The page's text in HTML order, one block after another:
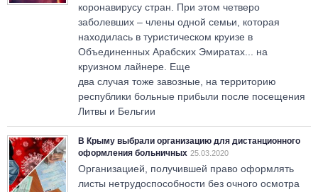
коронавирусу стран. При этом четверо
заболевших – члены одной семьи, которая
находилась в туристическом круизе в
Объединенных Арабских Эмиратах... на
круизном лайнере. Еще
два случая тоже завозные, на территорию
республики больные прибыли после посещения
Литвы и Бельгии
В Крыму выбрали организацию для дистанционного
оформления больничных 25.03.2020
Организацией, получившей право оформлять
листы нетрудоспособности без очного осмотра